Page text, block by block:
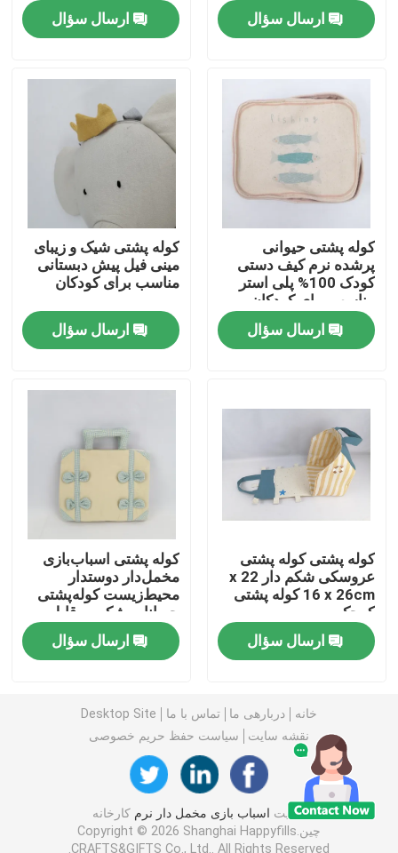
درباره ما
تور کارخانه
با ما تماس بگیرید
اخبار
اسباب بازی مخمل دار نرم
اسباب بازی مخملی عروسک
اسباب بازی مخمل دار کارتونی
اسباب بازی های پر شده با طلسم
اسباب بازی راحتی کودک
سرویس خواب نوزاد
کفش بچه گانه
ارسال سؤال
پلی استرارسال سؤال
کوله پشتی حیوانی
پرشده نرم کیف دستی
کودک 100% پلی استر
مناسب برای کودکان
ارسال سؤال
کوله پشتی شیک و زیبای
مینی فیل پیش دبستانی
مناسب برای کودکان
ارسال سؤال
کوله پشتی کوله پشتی
عروسکی شکم دار 22 x
16 x 26cm کوله پشتی
کوچک
ارسال سؤال
کوله پشتی اسباب‌بازی
مخمل‌دار دوستدار
محیط‌زیست کوله‌پشتی
حیوانات شکم پر قابل
تنظیم 24 x 1 سانتی‌متری
ارسال سؤال
خانه دربارهی ما تماس با ما
Desktop Site
نقشه سایت
سیاست حفظ حریم خصوصی
کیفیت اسباب بازی مخمل دار نرم کارخانه
چین.Copyright © 2026 Shanghai Happyfills
CRAFTS&GIFTS Co., Ltd.. All Rights Reserved.